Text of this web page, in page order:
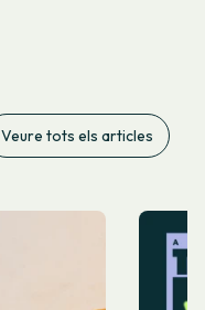
Veure tots els articles